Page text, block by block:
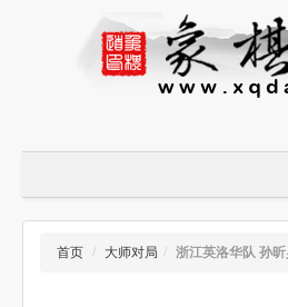
大师对局
首页 / 大师对局 / 浙江英洛华队 孙